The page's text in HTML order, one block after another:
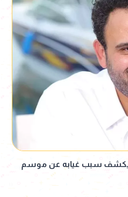
يكشف سبب غيابه عن موسم